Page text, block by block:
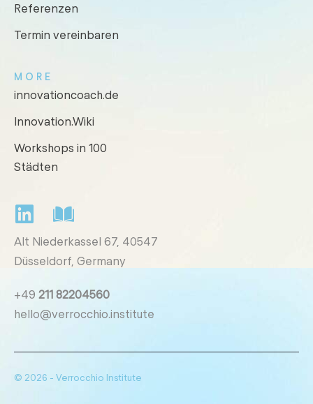
Referenzen
Termin vereinbaren
MORE
innovationcoach.de
Innovation.Wiki
Workshops in 100
Städten
Alt Niederkassel 67, 40547
Düsseldorf, Germany
+49 211 82204560
hello@verrocchio.institute
© 2026 - Verrocchio Institute